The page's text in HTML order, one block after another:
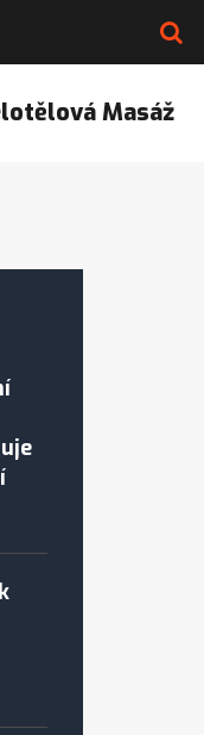
Masáž